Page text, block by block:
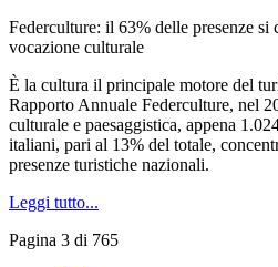
Federculture: il 63% delle presenze si
vocazione culturale
È la cultura il principale motore del
Rapporto Annuale Federculture, nel
culturale e paesaggistica, appena
italiani, pari al 13% del totale,
presenze turistiche nazionali.
Leggi tutto...
Pagina 3 di 765